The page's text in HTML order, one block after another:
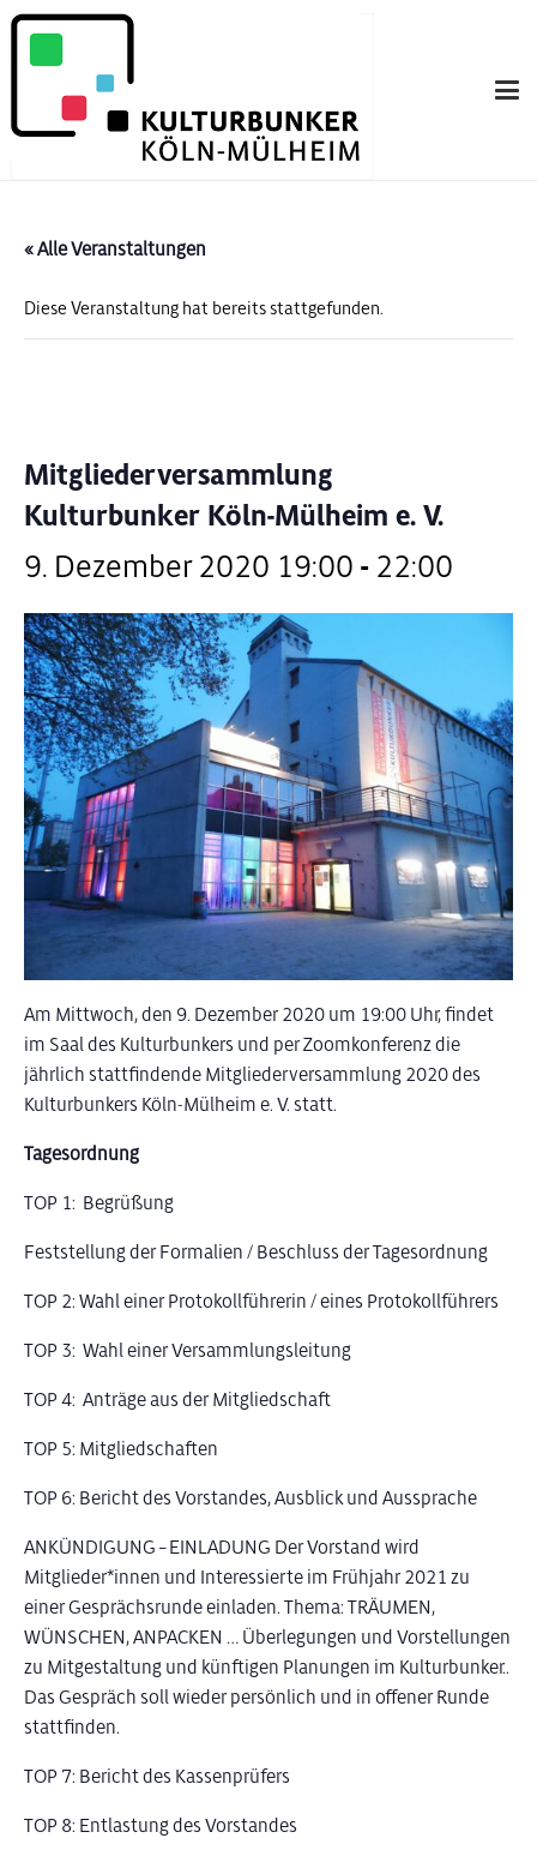
« Alle Veranstaltungen
Diese Veranstaltung hat bereits stattgefunden.
Mitgliederversammlung
Kulturbunker Köln-Mülheim e. V.
9. Dezember 2020 19:00 - 22:00
Am Mittwoch, den 9. Dezember 2020 um 19:00 Uhr, findet
im Saal des Kulturbunkers und per Zoomkonferenz die
jährlich stattfindende Mitgliederversammlung 2020 des
Kulturbunkers Köln-Mülheim e. V. statt.
Tagesordnung
TOP 1: Begrüßung
Feststellung der Formalien / Beschluss der Tagesordnung
TOP 2: Wahl einer Protokollführerin / eines Protokollführers
TOP 3: Wahl einer Versammlungsleitung
TOP 4: Anträge aus der Mitgliedschaft
TOP 5: Mitgliedschaften
TOP 6: Bericht des Vorstandes, Ausblick und Aussprache
ANKÜNDIGUNG – EINLADUNG Der Vorstand wird
Mitglieder*innen und Interessierte im Frühjahr 2021 zu
einer Gesprächsrunde einladen. Thema: TRÄUMEN,
WÜNSCHEN, ANPACKEN … Überlegungen und Vorstellungen
zu Mitgestaltung und künftigen Planungen im Kulturbunker..
Das Gespräch soll wieder persönlich und in offener Runde
stattfinden.
TOP 7: Bericht des Kassenprüfers
TOP 8: Entlastung des Vorstandes